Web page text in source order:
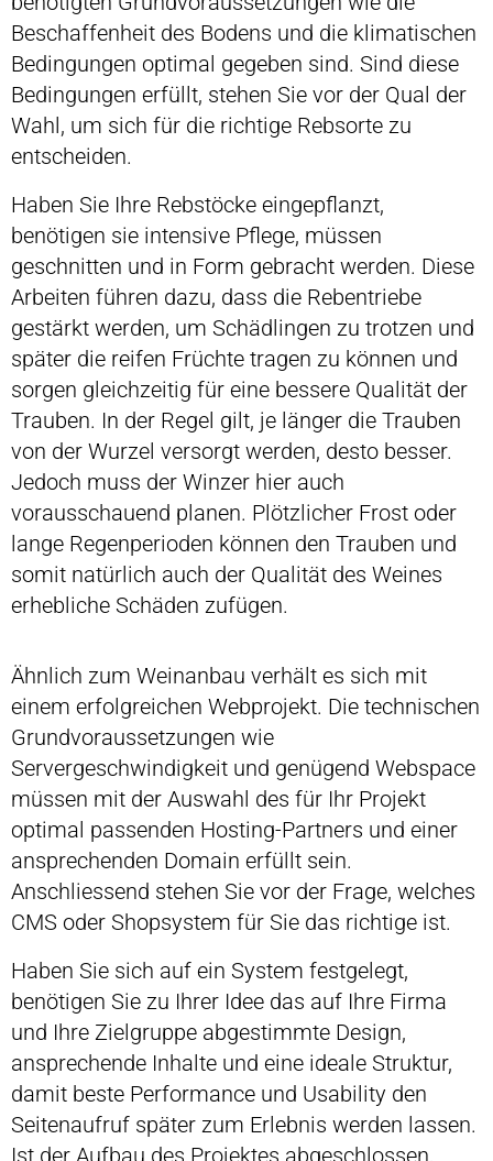
Beschaffenheit des Bodens und die klimatischen
Bedingungen optimal gegeben sind. Sind diese
Bedingungen erfüllt, stehen Sie vor der Qual der
Wahl, um sich für die richtige Rebsorte zu
entscheiden.
Haben Sie Ihre Rebstöcke eingepflanzt,
benötigen sie intensive Pflege, müssen
geschnitten und in Form gebracht werden. Diese
Arbeiten führen dazu, dass die Rebentriebe
gestärkt werden, um Schädlingen zu trotzen und
später die reifen Früchte tragen zu können und
sorgen gleichzeitig für eine bessere Qualität der
Trauben. In der Regel gilt, je länger die Trauben
von der Wurzel versorgt werden, desto besser.
Jedoch muss der Winzer hier auch
vorausschauend planen. Plötzlicher Frost oder
lange Regenperioden können den Trauben und
somit natürlich auch der Qualität des Weines
erhebliche Schäden zufügen.
Ähnlich zum Weinanbau verhält es sich mit
einem erfolgreichen Webprojekt. Die technischen
Grundvoraussetzungen wie
Servergeschwindigkeit und genügend Webspace
müssen mit der Auswahl des für Ihr Projekt
optimal passenden Hosting-Partners und einer
ansprechenden Domain erfüllt sein.
Anschliessend stehen Sie vor der Frage, welches
CMS oder Shopsystem für Sie das richtige ist.
Haben Sie sich auf ein System festgelegt,
benötigen Sie zu Ihrer Idee das auf Ihre Firma
und Ihre Zielgruppe abgestimmte Design,
ansprechende Inhalte und eine ideale Struktur,
damit beste Performance und Usability den
Seitenaufruf später zum Erlebnis werden lassen.
Ist der Aufbau des Projektes abgeschlossen,